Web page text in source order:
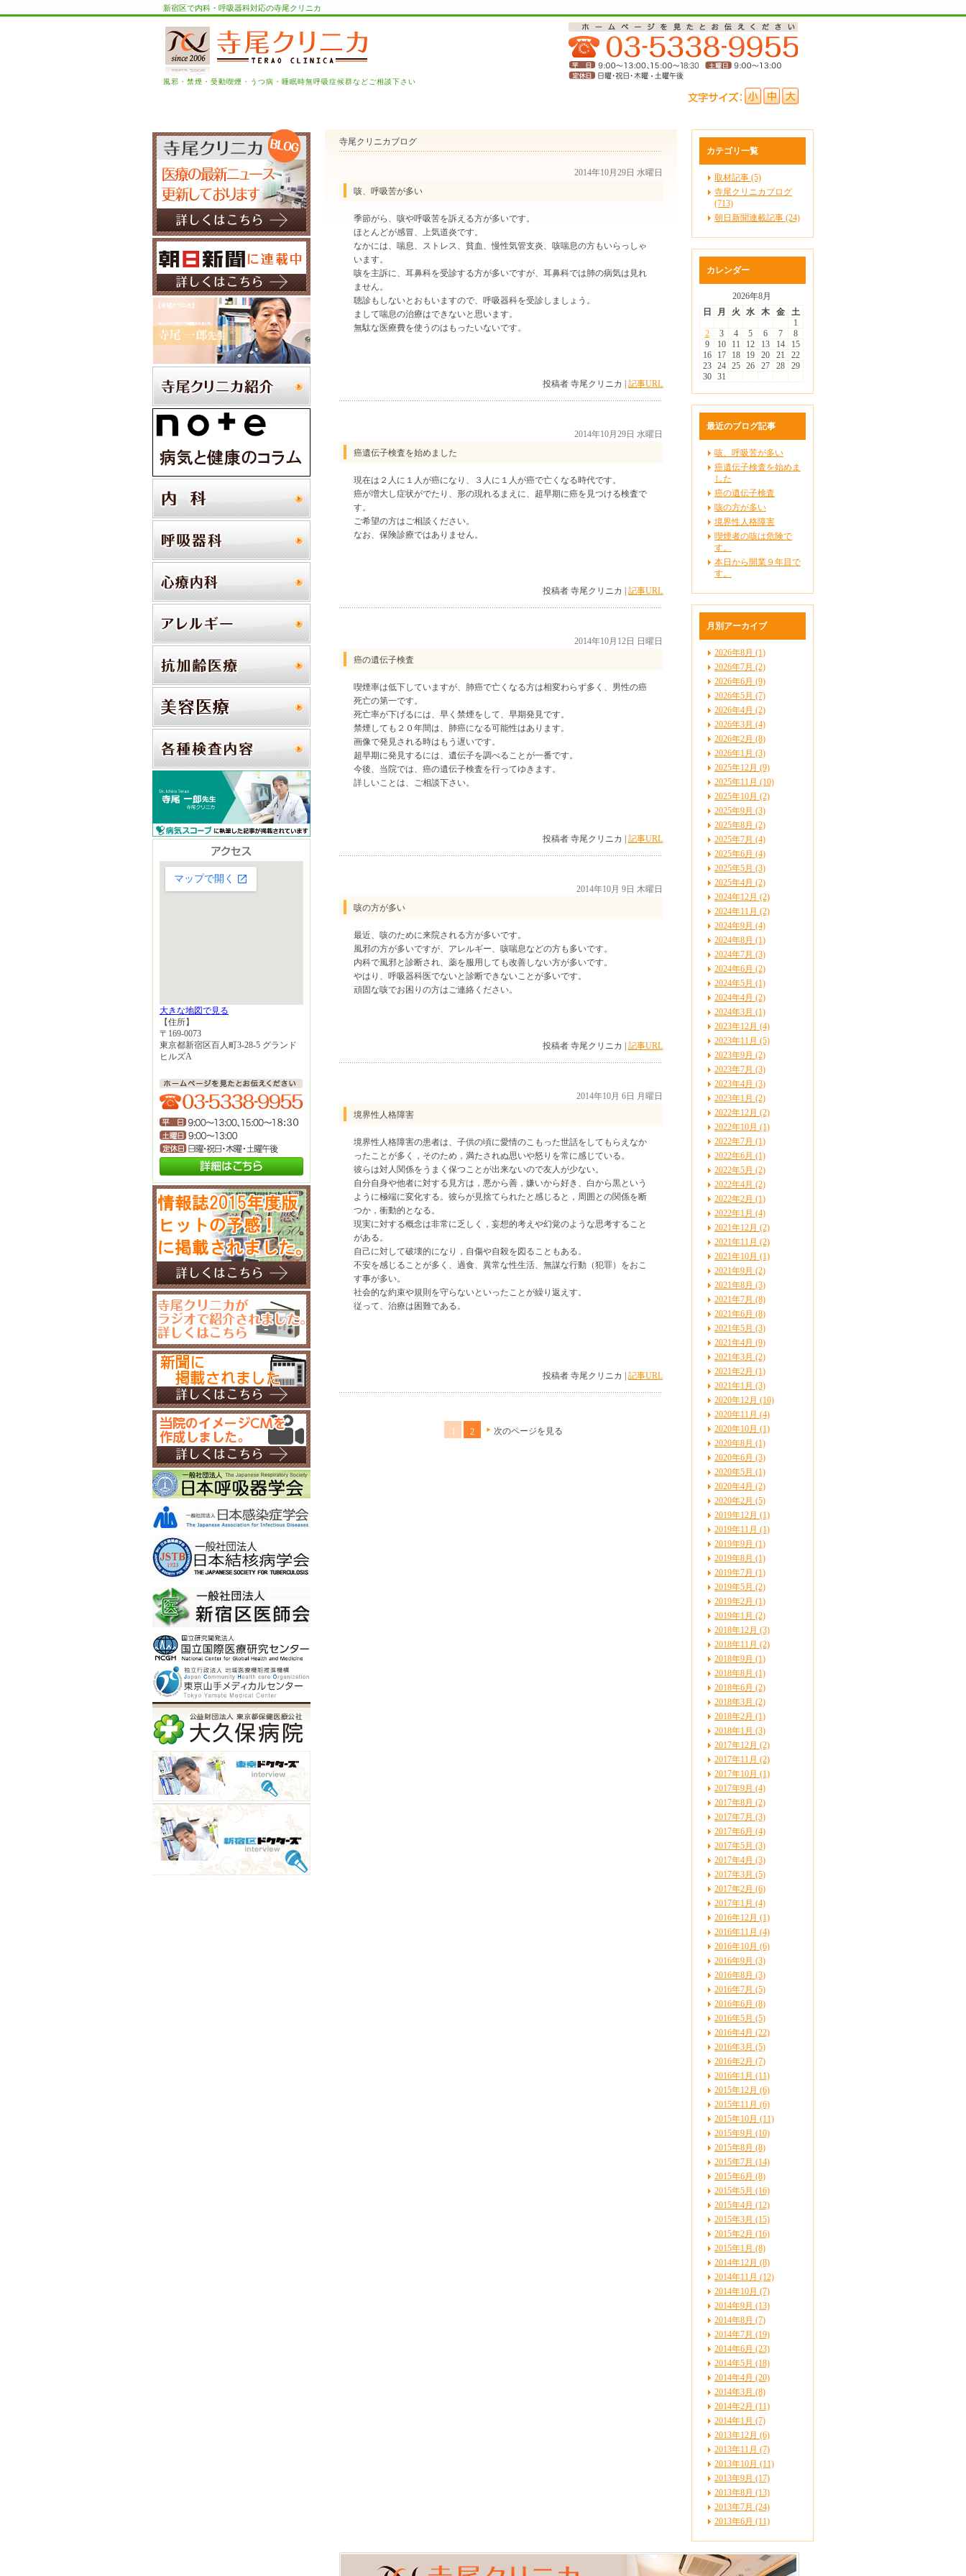
新宿区で内科・呼吸器科対応の寺尾クリニカ
風邪・禁煙・受動喫煙・うつ病・睡眠時無呼吸症候群などご相談下さい
寺尾クリニカブログ
2014年10月29日 水曜日
咳、呼吸苦が多い
季節がら、咳や呼吸苦を訴える方が多いです。
ほとんどが感冒、上気道炎です。
なかには、喘息、ストレス、貧血、慢性気管支炎、咳喘息の方もいらっしゃ
います。
咳を主訴に、耳鼻科を受診する方が多いですが、耳鼻科では肺の病気は見れ
ません。
聴診もしないとおもいますので、呼吸器科を受診しましょう。
まして喘息の治療はできないと思います。
無駄な医療費を使うのはもったいないです。
投稿者 寺尾クリニカ | 記事URL
2014年10月29日 水曜日
癌遺伝子検査を始めました
現在は２人に１人が癌になり、３人に１人が癌で亡くなる時代です。
癌が増大し症状がでたり、形の現れるまえに、超早期に癌を見つける検査で
す。
ご希望の方はご相談ください。
なお、保険診療ではありません。
投稿者 寺尾クリニカ | 記事URL
2014年10月12日 日曜日
癌の遺伝子検査
喫煙率は低下していますが、肺癌で亡くなる方は相変わらず多く、男性の癌
死亡の第一です。
死亡率が下げるには、早く禁煙をして、早期発見です。
禁煙しても２０年間は、肺癌になる可能性はあります。
画像で発見される時はもう遅いです。
超早期に発見するには、遺伝子を調べることが一番です。
今後、当院では、癌の遺伝子検査を行ってゆきます。
詳しいことは、ご相談下さい。
投稿者 寺尾クリニカ | 記事URL
2014年10月 9日 木曜日
咳の方が多い
最近、咳のために来院される方が多いです。
風邪の方が多いですが、アレルギー、咳喘息などの方も多いです。
内科で風邪と診断され、薬を服用しても改善しない方が多いです。
やはり、呼吸器科医でないと診断できないことが多いです。
頑固な咳でお困りの方はご連絡ください。
投稿者 寺尾クリニカ | 記事URL
2014年10月 6日 月曜日
境界性人格障害
境界性人格障害の患者は、子供の頃に愛情のこもった世話をしてもらえなか
ったことが多く，そのため，満たされぬ思いや怒りを常に感じている。
彼らは対人関係をうまく保つことが出来ないので友人が少ない。
自分自身や他者に対する見方は，悪から善，嫌いから好き、白から黒という
ように極端に変化する。彼らが見捨てられたと感じると，周囲との関係を断
つか，衝動的となる。
現実に対する概念は非常に乏しく，妄想的考えや幻覚のような思考すること
がある。
自己に対して破壊的になり，自傷や自殺を図ることもある。
不安を感じることが多く、過食、異常な性生活、無謀な行動（犯罪）をおこ
す事が多い。
社会的な約束や規則を守らないといったことが繰り返えす。
従って、治療は困難である。
投稿者 寺尾クリニカ | 記事URL
1 2 次のページを見る
カテゴリ一覧
取材記事 (5)
寺尾クリニカブログ
(713)
朝日新聞連載記事 (24)
カレンダー
2026年8月
日
月 火 水 木 金
土
1
2
3 4 5 6 7
8
9
10 11 12 13 14
15
16
17 18 19 20 21
22
23
24 25 26 27 28
29
30
31
最近のブログ記事
咳、呼吸苦が多い
癌遺伝子検査を始めま
した
癌の遺伝子検査
咳の方が多い
境界性人格障害
喫煙者の咳は危険で
す。
本日から開業９年目で
す。
月別アーカイブ
2026年8月 (1)
2026年7月 (2)
2026年6月 (9)
2026年5月 (7)
2026年4月 (2)
2026年3月 (4)
2026年2月 (8)
2026年1月 (3)
2025年12月 (9)
2025年11月 (10)
2025年10月 (2)
2025年9月 (3)
2025年8月 (2)
2025年7月 (4)
2025年6月 (4)
2025年5月 (3)
2025年4月 (2)
2024年12月 (2)
2024年11月 (2)
2024年9月 (4)
2024年8月 (1)
2024年7月 (3)
2024年6月 (2)
2024年5月 (1)
2024年4月 (2)
2024年3月 (1)
2023年12月 (4)
2023年11月 (5)
2023年9月 (2)
2023年7月 (3)
2023年4月 (3)
2023年1月 (2)
2022年12月 (2)
2022年10月 (1)
2022年7月 (1)
2022年6月 (1)
2022年5月 (2)
2022年4月 (2)
2022年2月 (1)
2022年1月 (4)
2021年12月 (2)
2021年11月 (2)
2021年10月 (1)
2021年9月 (2)
2021年8月 (3)
2021年7月 (8)
2021年6月 (8)
2021年5月 (3)
2021年4月 (9)
2021年3月 (2)
2021年2月 (1)
2021年1月 (3)
2020年12月 (10)
2020年11月 (4)
2020年10月 (1)
2020年8月 (1)
2020年6月 (3)
2020年5月 (1)
2020年4月 (2)
2020年2月 (5)
2019年12月 (1)
2019年11月 (1)
2019年9月 (1)
2019年8月 (1)
2019年7月 (1)
2019年5月 (2)
2019年2月 (1)
2019年1月 (2)
2018年12月 (3)
2018年11月 (2)
2018年9月 (1)
2018年8月 (1)
2018年6月 (2)
2018年3月 (2)
2018年2月 (1)
2018年1月 (3)
2017年12月 (2)
2017年11月 (2)
2017年10月 (1)
2017年9月 (4)
2017年8月 (2)
2017年7月 (3)
2017年6月 (4)
2017年5月 (3)
2017年4月 (3)
2017年3月 (5)
2017年2月 (6)
2017年1月 (4)
2016年12月 (1)
2016年11月 (4)
2016年10月 (6)
2016年9月 (3)
2016年8月 (3)
2016年7月 (5)
2016年6月 (8)
2016年5月 (5)
2016年4月 (22)
2016年3月 (5)
2016年2月 (7)
2016年1月 (11)
2015年12月 (6)
2015年11月 (6)
2015年10月 (11)
2015年9月 (10)
2015年8月 (8)
2015年7月 (14)
2015年6月 (8)
2015年5月 (16)
2015年4月 (12)
2015年3月 (15)
2015年2月 (16)
2015年1月 (8)
2014年12月 (8)
2014年11月 (12)
2014年10月 (7)
2014年9月 (13)
2014年8月 (7)
2014年7月 (19)
2014年6月 (23)
2014年5月 (18)
2014年4月 (20)
2014年3月 (8)
2014年2月 (11)
2014年1月 (7)
2013年12月 (6)
2013年11月 (7)
2013年10月 (11)
2013年9月 (17)
2013年8月 (13)
2013年7月 (24)
2013年6月 (11)
大きな地図で見る
【住所】
〒169-0073
東京都新宿区百人町3-28-5 グランド
ヒルズA